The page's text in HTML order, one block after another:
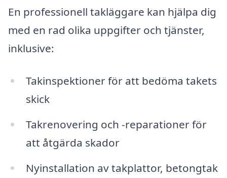
En professionell takläggare kan hjälpa dig
med en rad olika uppgifter och tjänster,
inklusive:
Takinspektioner för att bedöma takets
skick
Takrenovering och -reparationer för
att åtgärda skador
Nyinstallation av takplattor, betongtak